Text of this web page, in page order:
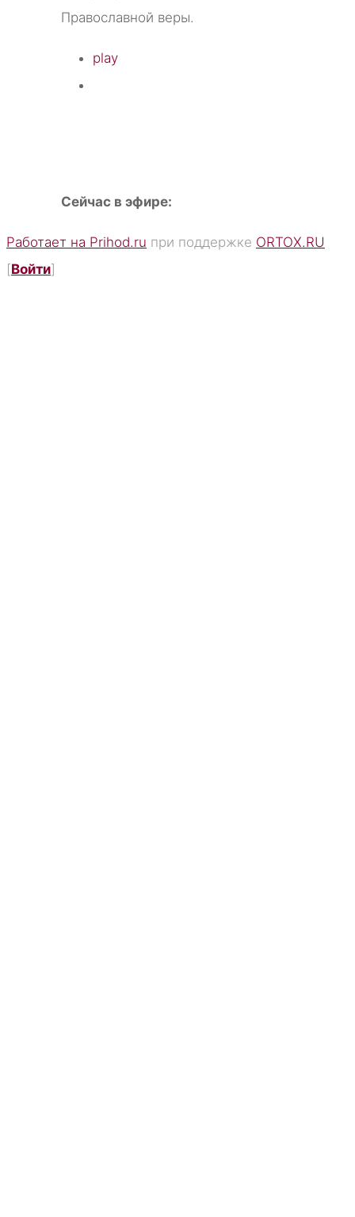
Православной веры.
play
Сейчас в эфире:
Работает на Prihod.ru при поддержке ORTOX.RU
[Войти]